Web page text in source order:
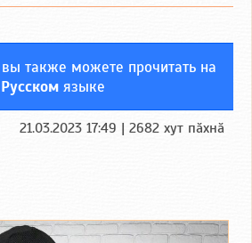
также можете прочитать на
Русскомязыке
21.03.2023 17:49 | 2682 хут пӑхнӑ